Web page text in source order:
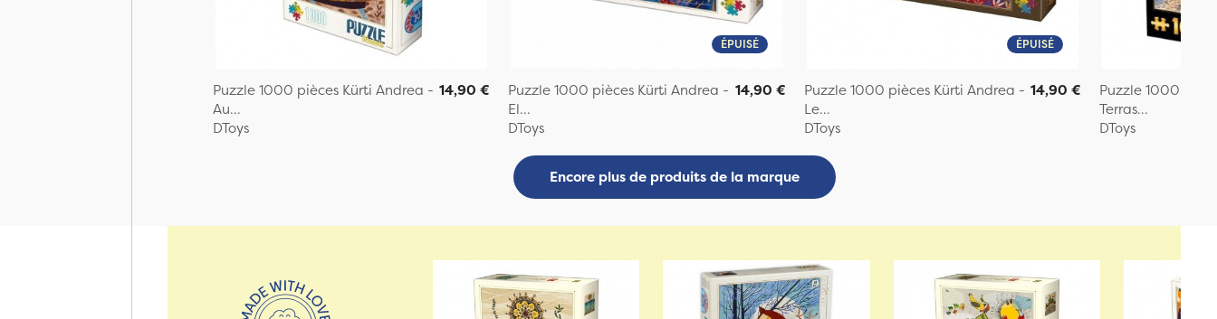
Puzzle 1000 pièces Kürti Andrea -
Au...
DToys
14,90 €
ÉPUISÉ
Puzzle 1000 pièces Kürti Andrea -
El...
DToys
14,90 €
ÉPUISÉ
Puzzle 1000 pièces Kürti Andrea -
Le...
DToys
14,90 €
Puzzle 1000
Terras...
DToys
Encore plus de produits de la marque